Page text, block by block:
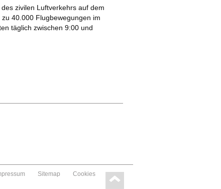
zivilen Luftverkehrs auf dem
40.000 Flugbewegungen im
täglich zwischen 9:00 und
Sitemap Cookies